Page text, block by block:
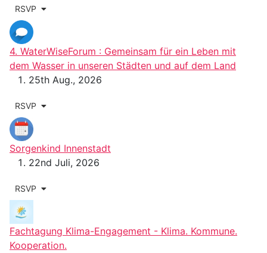
RSVP
4. WaterWiseForum : Gemeinsam für ein Leben mit
dem Wasser in unseren Städten und auf dem Land
25th Aug., 2026
RSVP
Sorgenkind Innenstadt
22nd Juli, 2026
RSVP
Fachtagung Klima-Engagement - Klima. Kommune.
Kooperation.